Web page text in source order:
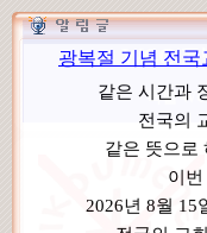
WCC 고
특별